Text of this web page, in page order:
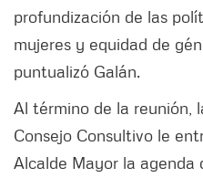
profundización de las
mujeres y equidad de
puntualizó Galán.
Al término de la reunión,
Consejo Consultivo le
Alcalde Mayor la agenda